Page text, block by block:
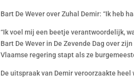
Bart De Wever over Zuhal Demir: “Ik heb
“Ik voel mij een beetje verantwoordelijk,
Bart De Wever in De Zevende Dag over
Vlaamse regering stapt als ze
De uitspraak van Demir veroorzaakte heel